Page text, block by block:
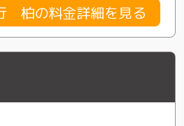
柏の料金詳細を見る